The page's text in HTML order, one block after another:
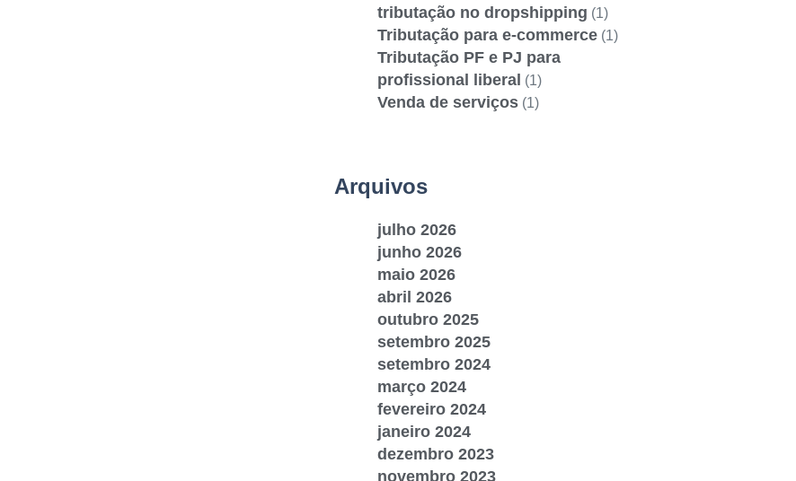
tributação no dropshipping (1)
Tributação para e-commerce(1)
Tributação PF e PJ para
profissional liberal (1)
Venda de serviços(1)
Arquivos
julho 2026
junho 2026
maio 2026
abril 2026
outubro 2025
setembro 2025
setembro 2024
março 2024
fevereiro 2024
janeiro 2024
dezembro 2023
novembro 2023